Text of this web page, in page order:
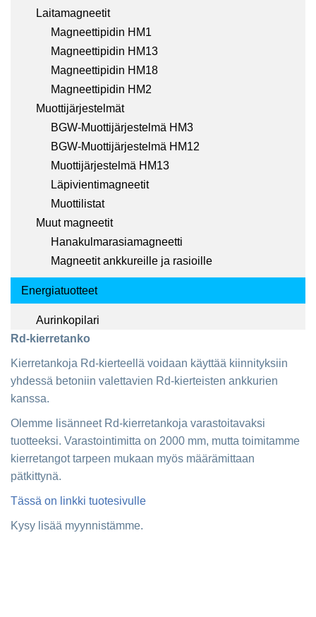
Laitamagneetit
Magneettipidin HM1
Magneettipidin HM13
Magneettipidin HM18
Magneettipidin HM2
Muottijärjestelmät
BGW-Muottijärjestelmä HM3
BGW-Muottijärjestelmä HM12
Muottijärjestelmä HM13
Läpivientimagneetit
Muottilistat
Muut magneetit
Hanakulmarasiamagneetti
Magneetit ankkureille ja rasioille
Energiatuotteet
Aurinkopilari
Rd-kierretanko
Kierretankoja Rd-kierteellä voidaan käyttää kiinnityksiin
yhdessä betoniin valettavien Rd-kierteisten ankkurien
kanssa.
Olemme lisänneet Rd-kierretankoja varastoitavaksi
tuotteeksi. Varastointimitta on 2000 mm, mutta toimitamme
kierretangot tarpeen mukaan myös määrämittaan
pätkittynä.
Tässä on linkki tuotesivulle
Kysy lisää myynnistämme.